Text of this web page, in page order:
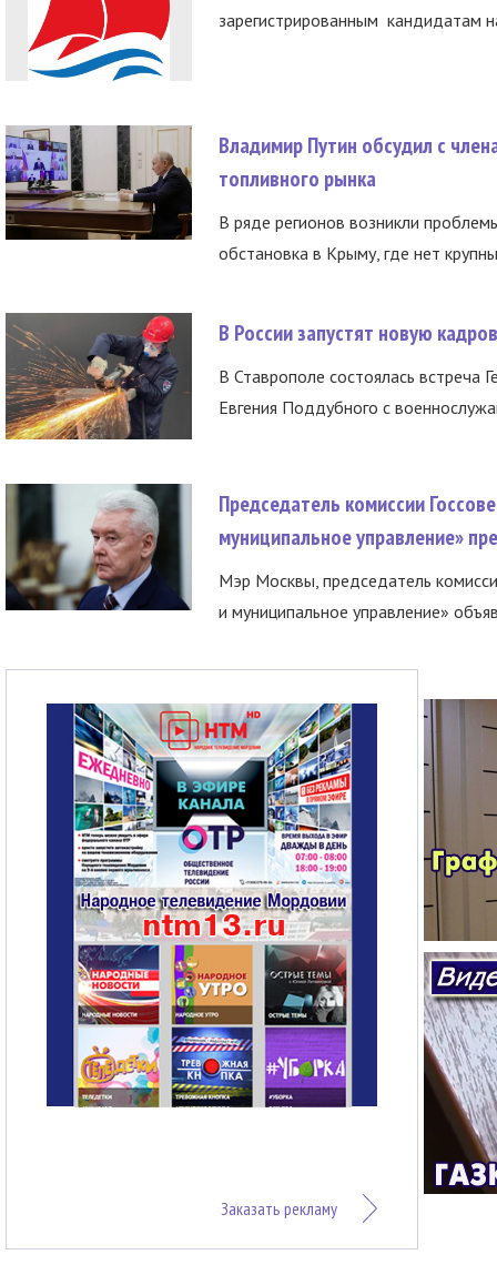
зарегистрированным кандидатам
Владимир Путин обсудил с
топливного рынка
В ряде регионов возникли
обстановка в Крыму, где нет
В России запустят новую
В Ставрополе состоялась встреча
Евгения Поддубного с
Председатель комиссии
муниципальное управление»
Мэр Москвы, председатель
и муниципальное управление»
Заказать рекламу